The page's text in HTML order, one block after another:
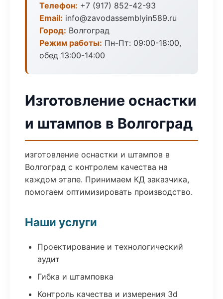
Телефон: +7 (917) 852-42-93
Email: info@zavodassemblyin589.ru
Город: Волгоград
Режим работы: Пн-Пт: 09:00-18:00,
обед 13:00-14:00
Изготовление оснастки
и штампов в Волгоград
изготовление оснастки и штампов в
Волгоград с контролем качества на
каждом этапе. Принимаем КД заказчика,
помогаем оптимизировать производство.
Наши услуги
Проектирование и технологический
аудит
Гибка и штамповка
Контроль качества и измерения 3d